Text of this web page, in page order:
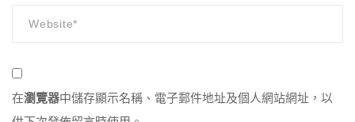
在瀏覽器中儲存顯示名稱、電子郵件地址及個人網站網址，以